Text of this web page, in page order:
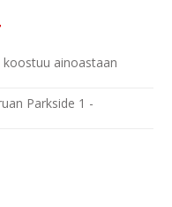
ainoastaan
Parkside 1 -